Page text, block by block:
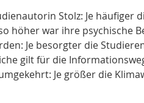
Stolz: Je häufiger
höher war ihre psychische
Je besorgter die
gilt für die
Je größer die